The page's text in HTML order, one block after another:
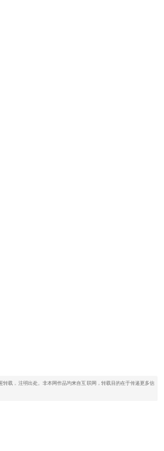
载，注明出处。非本网作品均来自互联网，转载目的在于传递更多信